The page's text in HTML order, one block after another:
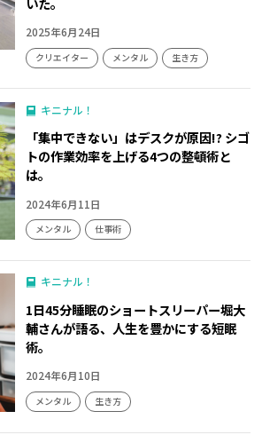
2025年6月24日
クリエイター メンタル 生き方
キニナル！
「集中できない」はデスクが原因!? シゴ
トの作業効率を上げる4つの整頓術と
は。
2024年6月11日
メンタル 仕事術
キニナル！
1日45分睡眠のショートスリーパー堀大
輔さんが語る、人生を豊かにする短眠
術。
2024年6月10日
メンタル 生き方